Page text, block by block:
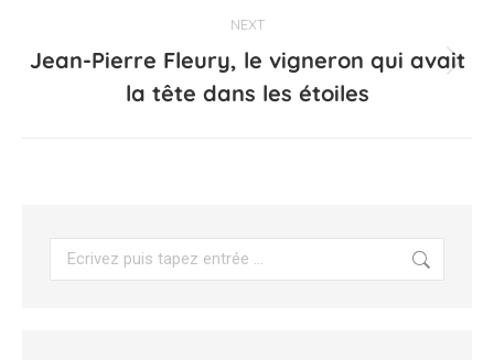
NEXT
Projets
similaires
Jean-Pierre Fleury, le vigneron qui avait
la tête dans les étoiles
Search: